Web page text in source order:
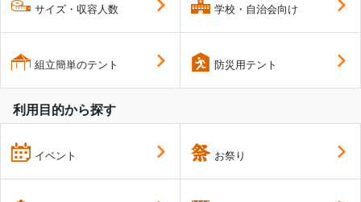
サイズ・収容人数
組立簡単のテント
学校・自治会向け
防災用テント
利用目的から探す
イベント お祭り